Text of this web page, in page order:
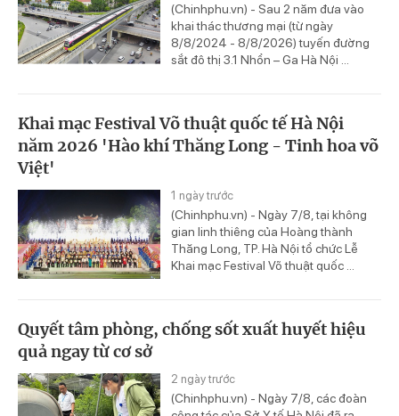
(Chinhphu.vn) - Sau 2 năm đưa vào
khai thác thương mại (từ ngày
8/8/2024 - 8/8/2026) tuyến đường
sắt đô thị 3.1 Nhổn – Ga Hà Nội ...
Khai mạc Festival Võ thuật quốc tế Hà Nội
năm 2026 'Hào khí Thăng Long - Tinh hoa võ
Việt'
1 ngày trước
(Chinhphu.vn) - Ngày 7/8, tại không
gian linh thiêng của Hoàng thành
Thăng Long, TP. Hà Nội tổ chức Lễ
Khai mạc Festival Võ thuật quốc ...
Quyết tâm phòng, chống sốt xuất huyết hiệu
quả ngay từ cơ sở
2 ngày trước
(Chinhphu.vn) - Ngày 7/8, các đoàn